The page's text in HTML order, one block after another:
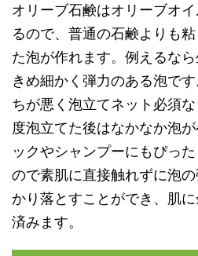
オリーブ石鹸はオリーブオ
るので、普通の石鹸よりも
た泡が作れます。例えるなら
きめ細かく弾力のある泡で
ちが悪く泡立てネット必須
度泡立てた後はなかなか泡
ックやシャンプーにもぴっ
ので素肌に直接触れずに泡
かり落とすことができ、肌
済みます。